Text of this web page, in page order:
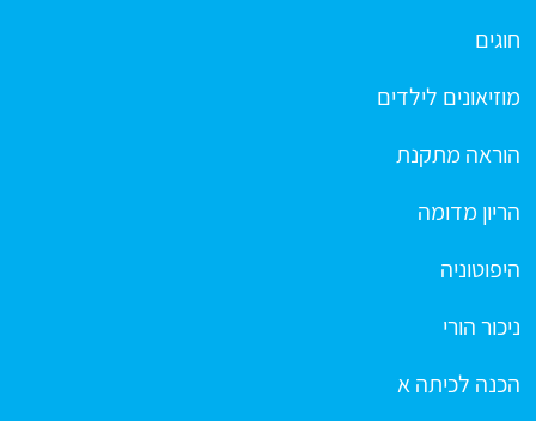
חוגים
מוזיאונים לילדים
הוראה מתקנת
הריון מדומה
היפוטוניה
ניכור הורי
הכנה לכיתה א